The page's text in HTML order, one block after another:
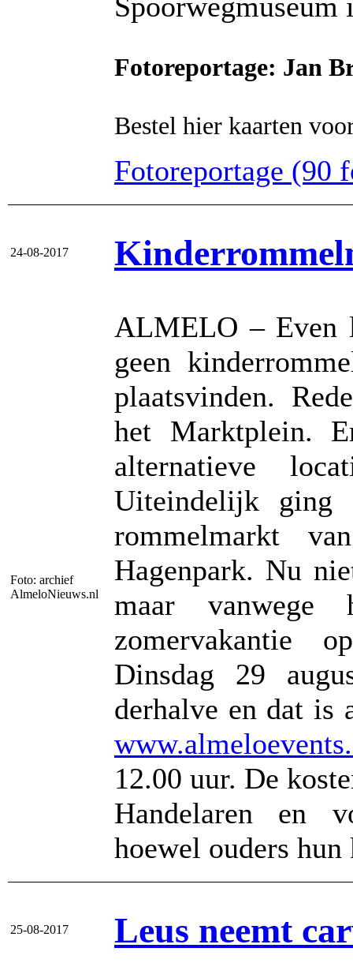
Fotoreportage: Jan
Bestel hier kaarten
Fotoreportage (90
24-08-2017
Foto: archief
AlmeloNieuws.nl
ALMELO – Even
geen
plaatsvinden.
het Marktplein.
alternatieve
Uiteindelijk ging
rommelmarkt
Hagenpark. Nu
maar vanwege
zomervakantie
Dinsdag 29
derhalve en dat is
12.00 uur. De
Handelaren en
hoewel ouders
25-08-2017 Leus neemt